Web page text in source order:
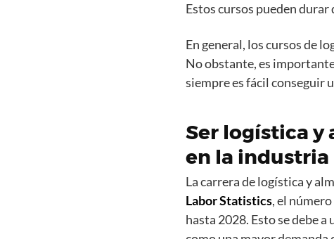
Estos cursos pueden
En general, los cursos de
No obstante, es
siempre es fácil conseguir
Ser logística y
en la industria
La carrera de logística y
Labor Statistics, el
hasta 2028. Esto se debe